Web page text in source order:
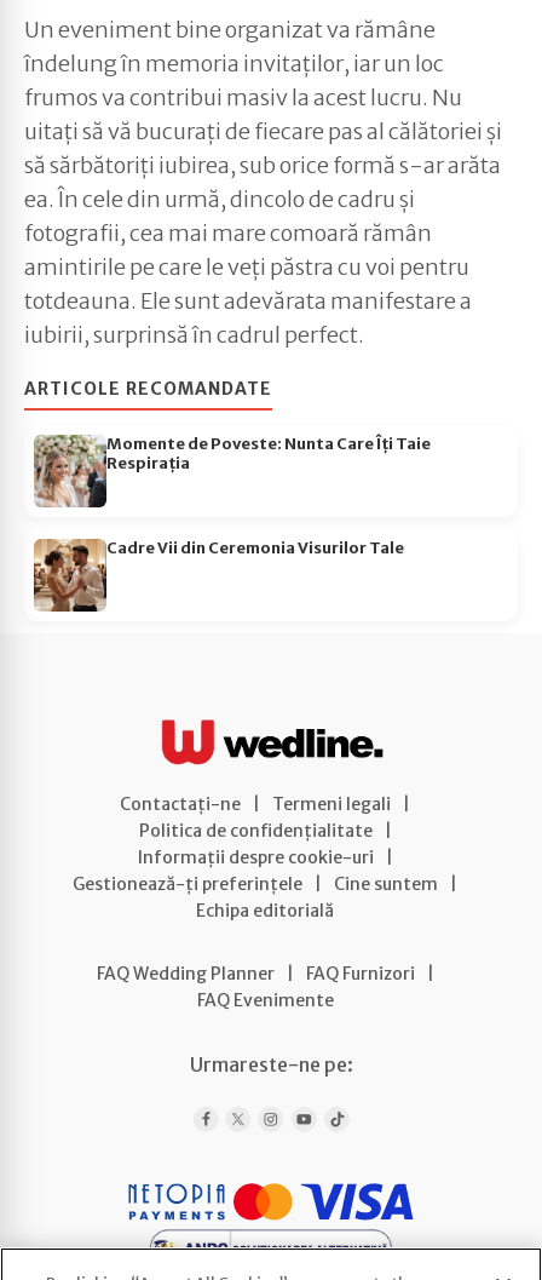
Un eveniment bine organizat va rămâne
îndelung în memoria invitaților, iar un loc
frumos va contribui masiv la acest lucru. Nu
uitați să vă bucurați de fiecare pas al călătoriei și
să sărbătoriți iubirea, sub orice formă s-ar arăta
ea. În cele din urmă, dincolo de cadru și
fotografii, cea mai mare comoară rămân
amintirile pe care le veți păstra cu voi pentru
totdeauna. Ele sunt adevărata manifestare a
iubirii, surprinsă în cadrul perfect.
ARTICOLE RECOMANDATE
Momente de Poveste: Nunta Care Îți Taie
Respirația
Cadre Vii din Ceremonia Visurilor Tale
Contactați-ne Termeni legali
Politica de confidențialitate
Informații despre cookie-uri
Gestionează-ți preferințele
Cine suntem
Echipa editorială
FAQ Wedding Planner FAQ Furnizori
FAQ Evenimente
Urmareste-ne pe: